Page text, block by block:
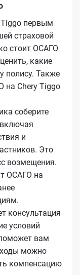
Tiggo первым
страховой
стоит ОСАГО
какие
полису. Также
на Chery Tiggo
соберите
и
Это
возмещения.
ОСАГО на
консультация
условий
вам
можно
компенсацию